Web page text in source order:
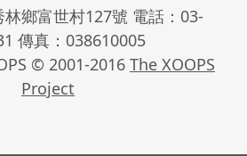
鄉富世村127號 電話：03-
傳真：038610005
© 2001-2016 The XOOPS
Project